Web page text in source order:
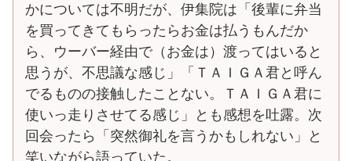
かについては不明だが、伊集院は「後輩に弁当
を買ってきてもらったらお金は払うもんだか
ら、ウーバー経由で（お金は）渡ってはいると
思うが、不思議な感じ」「ＴＡＩＧＡ君と呼ん
でるものの接触したことない。ＴＡＩＧＡ君に
使いっ走りさせてる感じ」とも感想を吐露。次
回会ったら「突然御礼を言うかもしれない」と
笑いながら語っていた。